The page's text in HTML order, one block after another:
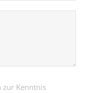
Kenntnis